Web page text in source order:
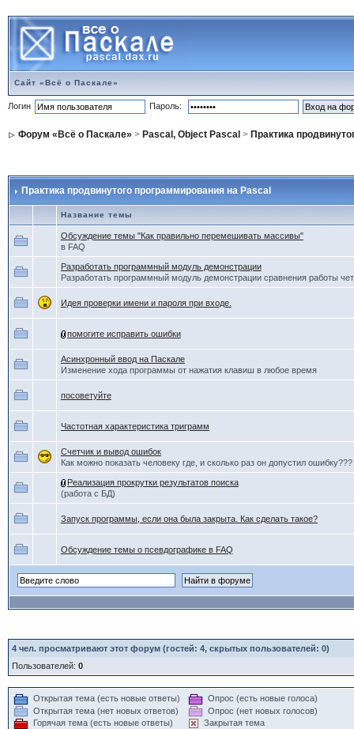
Сайт «Всё о Паскале»
Логин Пароль:
Форум «Всё о Паскале» > Pascal, Object Pascal > Практика
Практика продвинутого программирования на Pascal
Название темы
Обсуждение темы "Как правильно перемешивать массивы"
в FAQ
Разработать программный модуль демонстрации
Разработать программный модуль демонстрации сравнения работы
Идея проверки имени и пароля при входе.
помогите исправить ошибки
Асинхронный ввод на Паскале
Изменение хода программы от нажатия клавиш в любое время
посоветуйте
Частотная характеристика триграмм
Счетчик и вывод ошибок
Как можно показать человеку где, и сколько раз он допустил ошибку???
Реализация прокрутки результатов поиска
(работа с БД)
Запуск программы, если она была закрыта. Как сделать такое?
Обсуждение темы о псевдографике в FAQ
4чел. просматривают этот форум (гостей: 4, скрытых пользователей: 0)
Пользователей: 0
Открытая тема (есть новые ответы)
Открытая тема (нет новых ответов)
Горячая тема (есть новые ответы)
Опрос (есть новые голоса)
Опрос (нет новых голосов)
Закрытая тема